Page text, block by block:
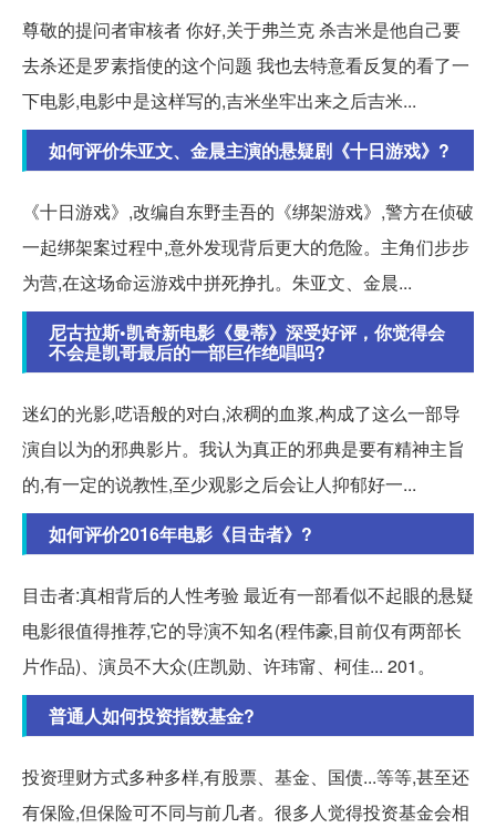
尊敬的提问者审核者 你好,关于弗兰克 杀吉米是他自己要
去杀还是罗素指使的这个问题 我也去特意看反复的看了一
下电影,电影中是这样写的,吉米坐牢出来之后吉米...
如何评价朱亚文、金晨主演的悬疑剧《十日游戏》?
《十日游戏》,改编自东野圭吾的《绑架游戏》,警方在侦破
一起绑架案过程中,意外发现背后更大的危险。主角们步步
为营,在这场命运游戏中拼死挣扎。朱亚文、金晨...
尼古拉斯•凯奇新电影《曼蒂》深受好评，你觉得会
不会是凯哥最后的一部巨作绝唱吗?
迷幻的光影,呓语般的对白,浓稠的血浆,构成了这么一部导
演自以为的邪典影片。我认为真正的邪典是要有精神主旨
的,有一定的说教性,至少观影之后会让人抑郁好一...
如何评价2016年电影《目击者》?
目击者:真相背后的人性考验 最近有一部看似不起眼的悬疑
电影很值得推荐,它的导演不知名(程伟豪,目前仅有两部长
片作品)、演员不大众(庄凯勋、许玮甯、柯佳... 201。
普通人如何投资指数基金?
投资理财方式多种多样,有股票、基金、国债...等等,甚至还
有保险,但保险可不同与前几者。很多人觉得投资基金会相